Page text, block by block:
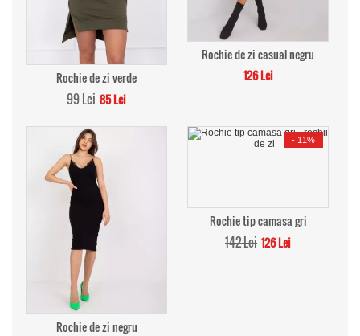
Rochie de zi verde
99 Lei 85 Lei
Rochie de zi casual negru
126 Lei
Rochie de zi negru
- 11%
Rochie tip camasa gri
142 Lei 126 Lei